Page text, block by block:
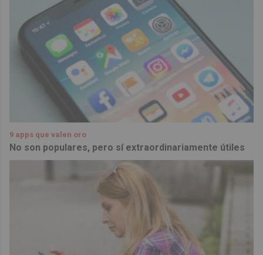
9 apps que valen oro
No son populares, pero sí extraordinariamente útiles